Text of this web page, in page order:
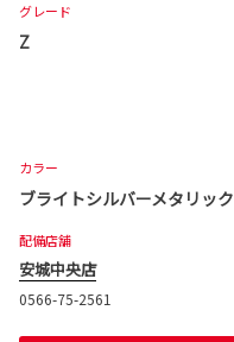
グレード
Z
カラー
ブライトシルバーメタリック
配備店舗
安城中央店
0566-75-2561